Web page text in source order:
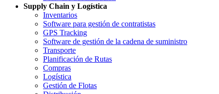
Supply Chain y Logística
Inventarios
Software para gestión de contratistas
GPS Tracking
Software de gestión de la cadena de suministro
Transporte
Planificación de Rutas
Compras
Logística
Gestión de Flotas